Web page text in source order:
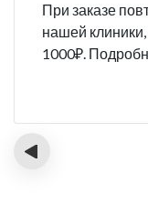
При заказе
нашей
1000₽.
‹